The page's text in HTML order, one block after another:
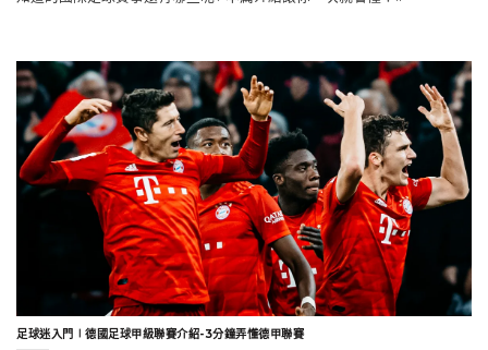
知道的國際足球賽事還有哪些呢? 本篇介紹讓你一次就看懂！..